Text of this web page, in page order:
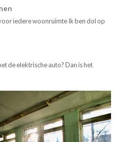
iedere woonruimte Ik ben dol op
de elektrische auto? Dan is het